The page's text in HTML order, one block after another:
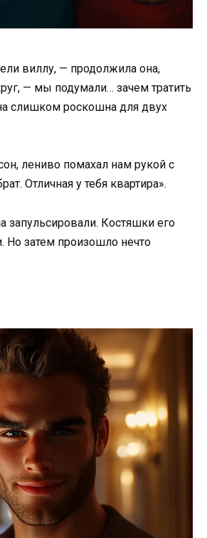
виллу, — продолжила она,
— мы подумали… зачем тратить
слишком роскошна для двух
лениво помахал нам рукой с
Отличная у тебя квартира».
запульсировали. Костяшки его
Но затем произошло нечто